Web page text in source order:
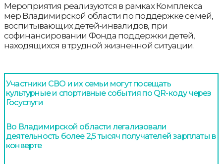
Мероприятия реализуются в рамках Комплекса
мер Владимирской области по поддержке семей,
воспитывающих детей-инвалидов, при
софинансировании Фонда поддержки детей,
находящихся в трудной жизненной ситуации.
Участники СВО и их семьи могут посещать
культурные и спортивные события по QR-коду через
Госуслуги
Во Владимирской области легализовали
деятельность более 2,5 тысяч получателей зарплаты в
конверте